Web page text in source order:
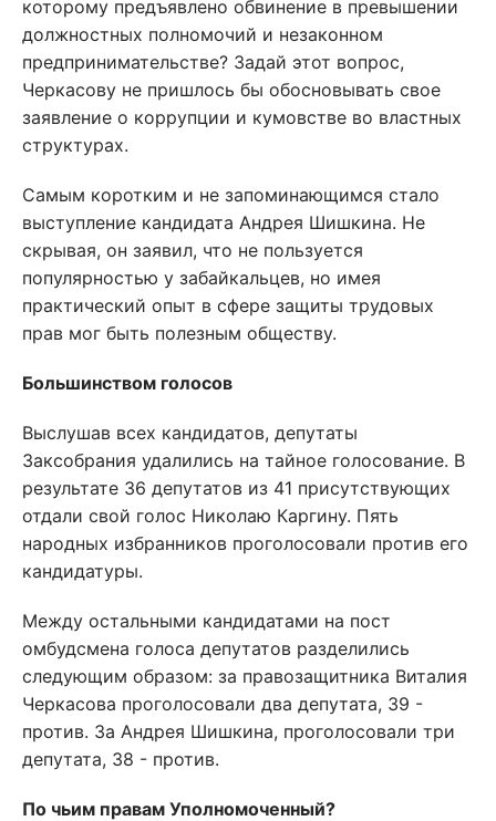
которому предъявлено обвинение в превышении
должностных полномочий и незаконном
предпринимательстве? Задай этот вопрос,
Черкасову не пришлось бы обосновывать свое
заявление о коррупции и кумовстве во властных
структурах.
Самым коротким и не запоминающимся стало
выступление кандидата Андрея Шишкина. Не
скрывая, он заявил, что не пользуется
популярностью у забайкальцев, но имея
практический опыт в сфере защиты трудовых
прав мог быть полезным обществу.
Большинством голосов
Выслушав всех кандидатов, депутаты
Заксобрания удалились на тайное голосование. В
результате 36 депутатов из 41 присутствующих
отдали свой голос Николаю Каргину. Пять
народных избранников проголосовали против его
кандидатуры.
Между остальными кандидатами на пост
омбудсмена голоса депутатов разделились
следующим образом: за правозащитника Виталия
Черкасова проголосовали два депутата, 39 -
против. За Андрея Шишкина, проголосовали три
депутата, 38 - против.
По чьим правам Уполномоченный?